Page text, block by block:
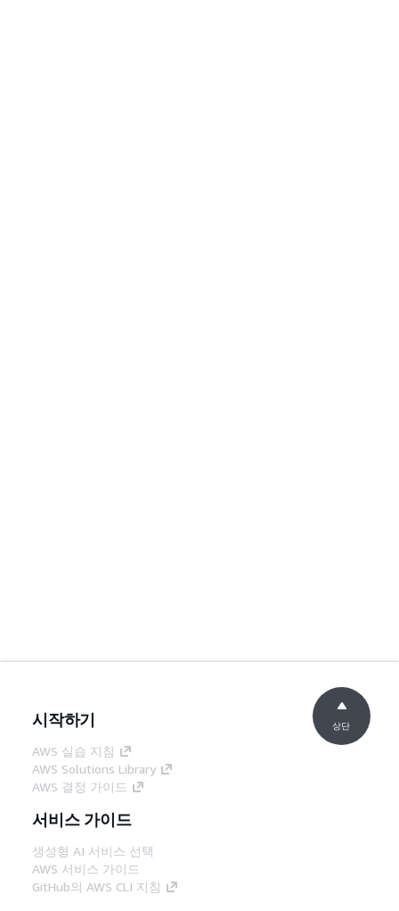
시작하기
AWS 실습 지침
AWS Solutions Library
AWS 결정 가이드
서비스 가이드
생성형 AI 서비스 선택
AWS 서비스 가이드
GitHub의 AWS CLI 지침
상단